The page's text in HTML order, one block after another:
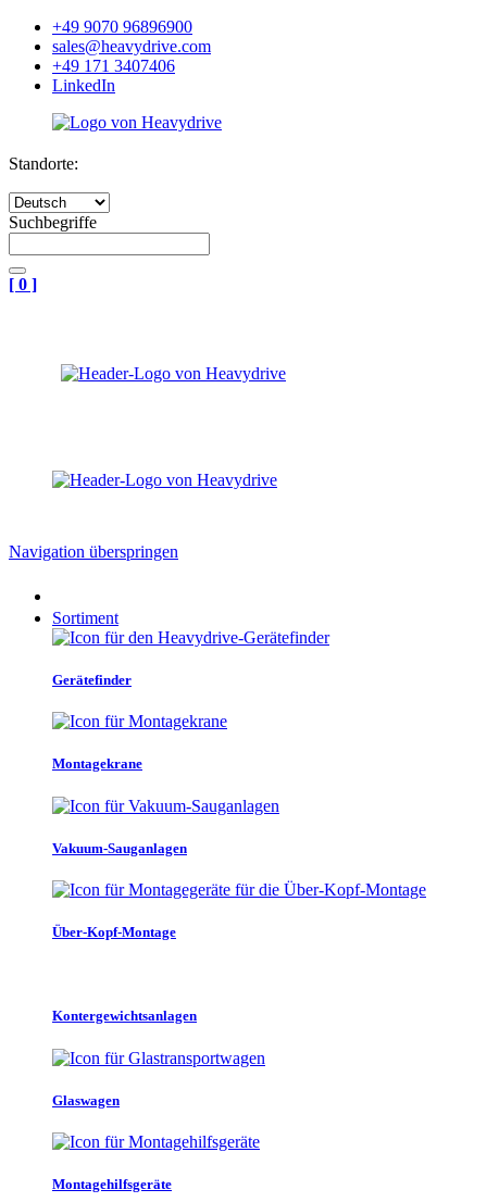
+49 9070 96896900
sales@heavydrive.com
+49 171 3407406
LinkedIn
Standorte:
Suchbegriffe
[ 0 ]
Navigation überspringen
Sortiment
Gerätefinder
Montagekrane
Vakuum-Sauganlagen
Über-Kopf-Montage
Kontergewichtsanlagen
Glaswagen
Montagehilfsgeräte